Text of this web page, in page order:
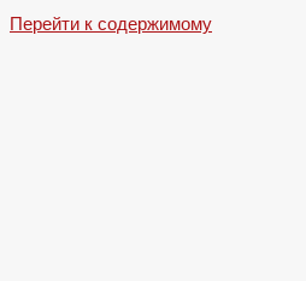
Перейти к содержимому